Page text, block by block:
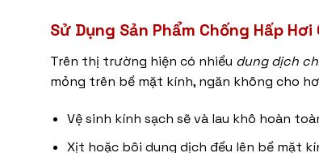
Sử Dụng Sản Phẩm Chống Hấp
Trên thị trường hiện có nhiều dung dịch
mỏng trên bề mặt kính, ngăn không cho
Vệ sinh kính sạch sẽ và lau khô hoàn
Xịt hoặc bôi dung dịch đều lên bề mặt